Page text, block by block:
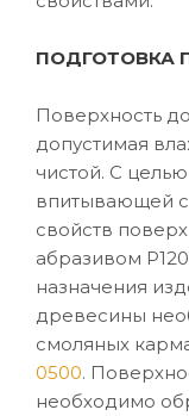
ПОДГОТОВКА
Поверхность
допустимая
чистой. С
впитывающей
свойств
абразивом
назначения
древесины
смоляных
0500.
необходимо